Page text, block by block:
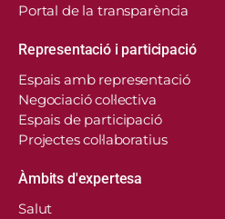
Portal de la transparència
Representació i participació
Espais amb representació
Negociació col·lectiva
Espais de participació
Projectes col·laboratius
Àmbits d'expertesa
Salut